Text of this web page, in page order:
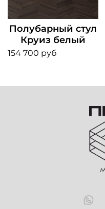
Полубарный стул
Круиз белый
154 700 руб